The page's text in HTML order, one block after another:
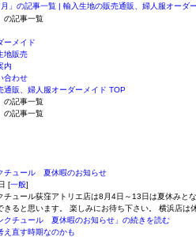
の記事一覧
ーメイド
地販売
内
合わせ
通販、婦人服オーダーメイド TOP
の記事一覧
の記事一覧
チュール 夏休暇のお知らせ
[一般]
チュール荻窪アトリエ店は8月4日～13日は夏休みと
きると思います。 楽しみにお待ち下さい。 横浜店は
クチュール 夏休暇のお知らせ」の続きを読む
え直す時期なのかも